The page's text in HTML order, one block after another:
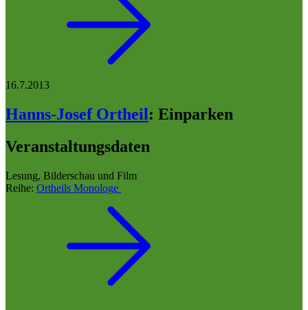
16.7.2013
Hanns-Josef Ortheil: Einparken
Veranstaltungsdaten
Lesung, Bilderschau und Film
Reihe: Ortheils Monologe